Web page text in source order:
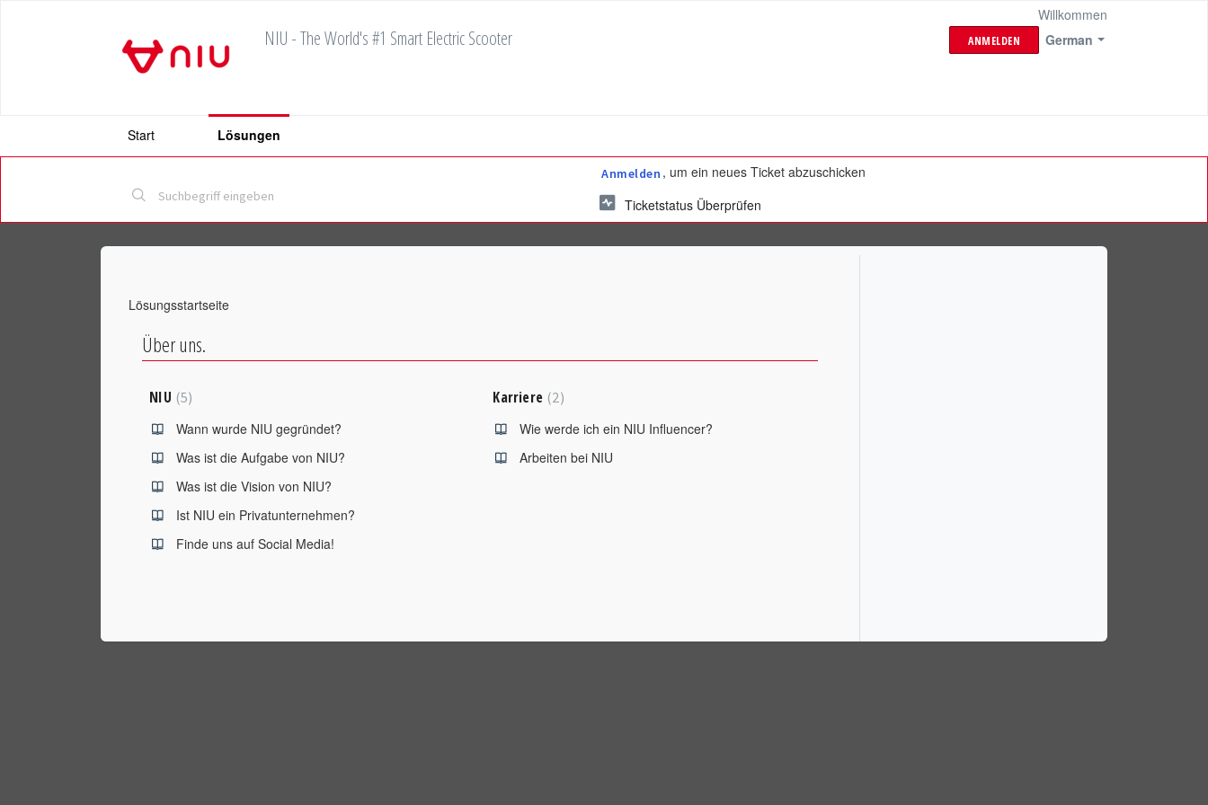
NIU - The World's #1 Smart Electric Scooter German
Willkommen
ANMELDEN
Start Lösungen
Anmelden , um ein neues Ticket abzuschicken
Ticketstatus Überprüfen
Lösungsstartseite
Über uns.
NIU 5
Wann wurde NIU gegründet?
Was ist die Aufgabe von NIU?
Was ist die Vision von NIU?
Ist NIU ein Privatunternehmen?
Finde uns auf Social Media!
Karriere 2
Wie werde ich ein NIU Influencer?
Arbeiten bei NIU